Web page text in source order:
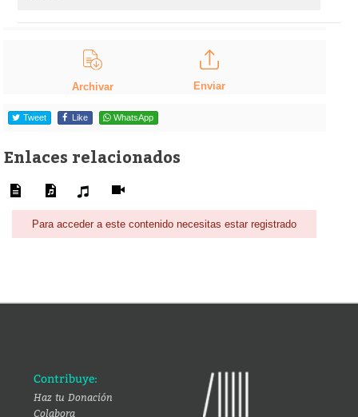
Archivar Enviar
Tweet Like WhatsApp
Enlaces relacionados
Para acceder a este contenido necesitas estar registrado
Contribuye:
Haz tu Donación
Colabora